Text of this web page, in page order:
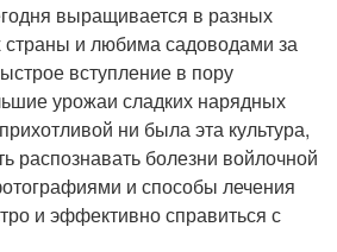
выращивается в разных
страны и любима садоводами за
вступление в пору
урожаи сладких нарядных
ни была эта культура,
распознавать болезни войлочной
и способы лечения
и эффективно справиться с